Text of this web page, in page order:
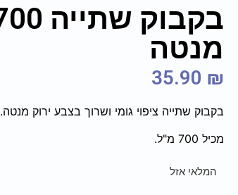
מנטה
35.90 ₪
בקבוק שתייה ציפוי גומי ושרוך בצבע ירוק מנטה.
מכיל 700 מ"ל.
המלאי אזל